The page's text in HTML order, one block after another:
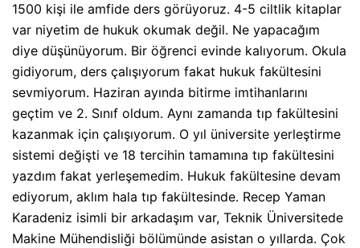
1500 kişi ile amfide ders görüyoruz. 4-5 ciltlik kitaplar
var niyetim de hukuk okumak değil. Ne yapacağım
diye düşünüyorum. Bir öğrenci evinde kalıyorum. Okula
gidiyorum, ders çalışıyorum fakat hukuk fakültesini
sevmiyorum. Haziran ayında bitirme imtihanlarını
geçtim ve 2. Sınıf oldum. Aynı zamanda tıp fakültesini
kazanmak için çalışıyorum. O yıl üniversite yerleştirme
sistemi değişti ve 18 tercihin tamamına tıp fakültesini
yazdım fakat yerleşemedim. Hukuk fakültesine devam
ediyorum, aklım hala tıp fakültesinde. Recep Yaman
Karadeniz isimli bir arkadaşım var, Teknik Üniversitede
Makine Mühendisliği bölümünde asistan o yıllarda. Çok